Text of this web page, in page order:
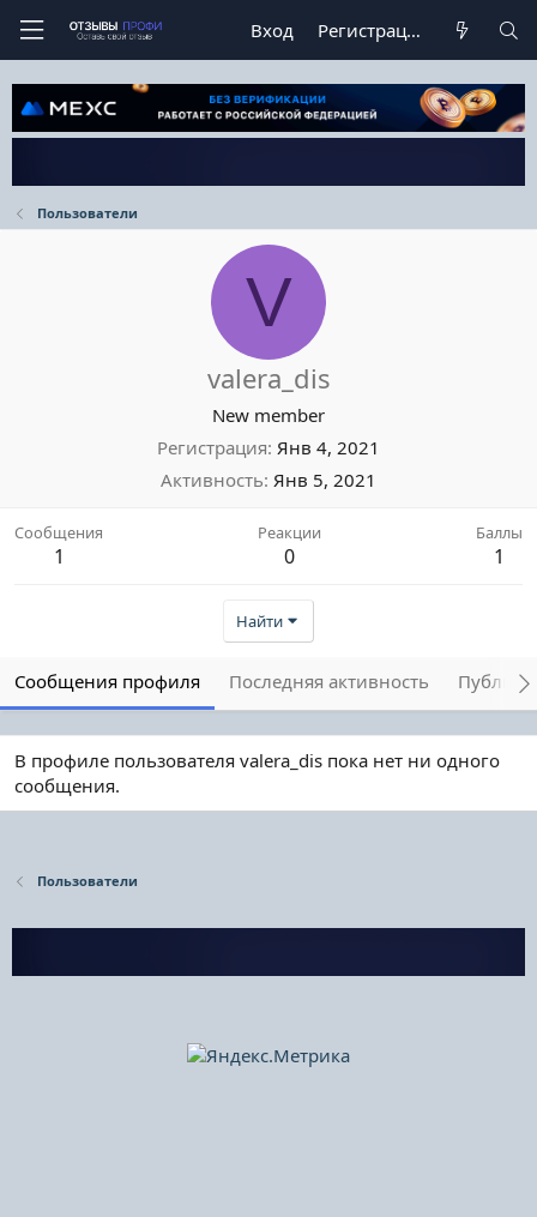
Вход Регистрация
Пользователи
V
valera_dis
New member
Регистрация Янв 4, 2021
Активность Янв 5, 2021
Сообщения
1
Реакции
0
Баллы
1
Найти
Сообщения профиля Последняя активность
В профиле пользователя valera_dis пока нет ни одного
сообщения.
Пользователи